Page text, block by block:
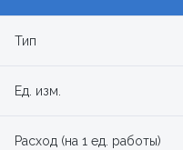
Тип
Ед. изм.
Расход (на 1 ед. работы)